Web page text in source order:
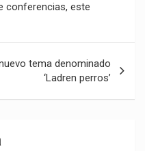
conferencias, este
tema denominado
‘Ladren perros’